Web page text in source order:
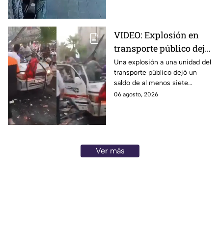
VIDEO: Explosión en
transporte público deja
siete personas sin vida
Una explosión a una unidad del
transporte público dejó un
saldo de al menos siete
personas sin vida. Aquí todos
06 agosto, 2026
Ver más